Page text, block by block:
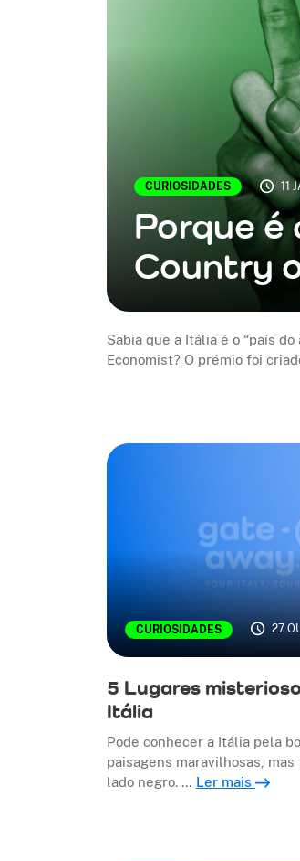
CURIOSIDADES 11
Porque é
Country
Sabia que a Itália é o “país
Economist? O prémio foi
CURIOSIDADES 27
5 Lugares
Itália
Pode conhecer a Itália pela
paisagens maravilhosas,
lado negro. … Ler mais